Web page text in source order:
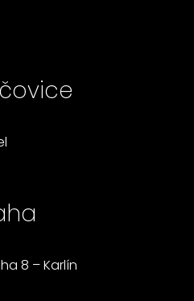
8 – Karlín